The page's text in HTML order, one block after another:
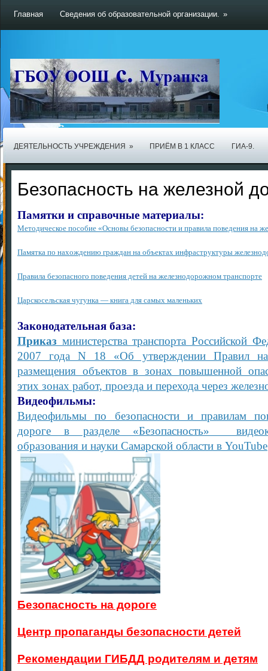
Главная Сведения об образовательной организации. »
ДЕЯТЕЛЬНОСТЬ УЧРЕЖДЕНИЯ » ПРИЁМ В 1 КЛАСС ГИА-9.
Безопасность на железной
Памятки и справочные материалы:
Методическое пособие «Основы безопасности и правила поведения на
Памятка по нахождению граждан на объектах инфраструктуры
Правила безопасного поведения детей на железнодорожном транспорте
Царскосельская чугунка — книга для самых маленьких
Законодательная база:
Приказ министерства транспорта Российской
2007 года N 18 «Об утверждении Правил
размещения объектов в зонах повышенной
этих зонах работ, проезда и перехода через
Видеофильмы:
Видеофильмы по безопасности и правилам
дороге в разделе «Безопасность»
образования и науки Самарской области в YouTube
Безопасность на дороге
Центр пропаганды безопасности детей
Рекомендации ГИБДД родителям и детям